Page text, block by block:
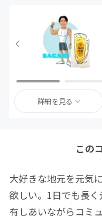
詳細を見る
この
大好きな地元を元気
欲しい。1日でも長
有しあいながらコミ